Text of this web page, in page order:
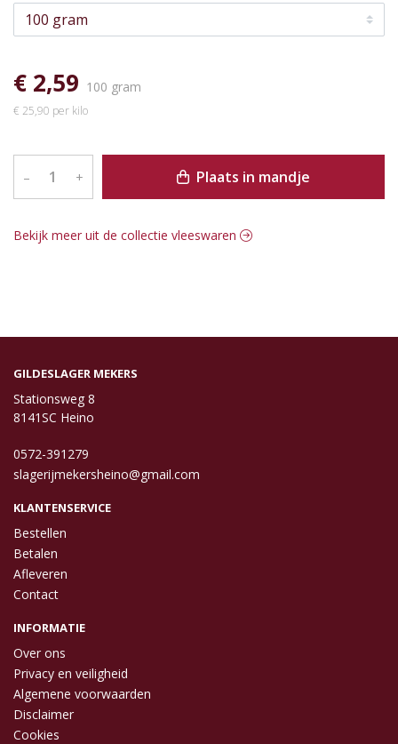
€ 2,59 100 gram
€ 25,90 per kilo
– + Plaats in mandje
Bekijk meer uit de collectie vleeswaren
GILDESLAGER MEKERS
Stationsweg 8
8141SC Heino
0572-391279
slagerijmekersheino@gmail.com
KLANTENSERVICE
Bestellen
Betalen
Afleveren
Contact
INFORMATIE
Over ons
Privacy en veiligheid
Algemene voorwaarden
Disclaimer
Cookies